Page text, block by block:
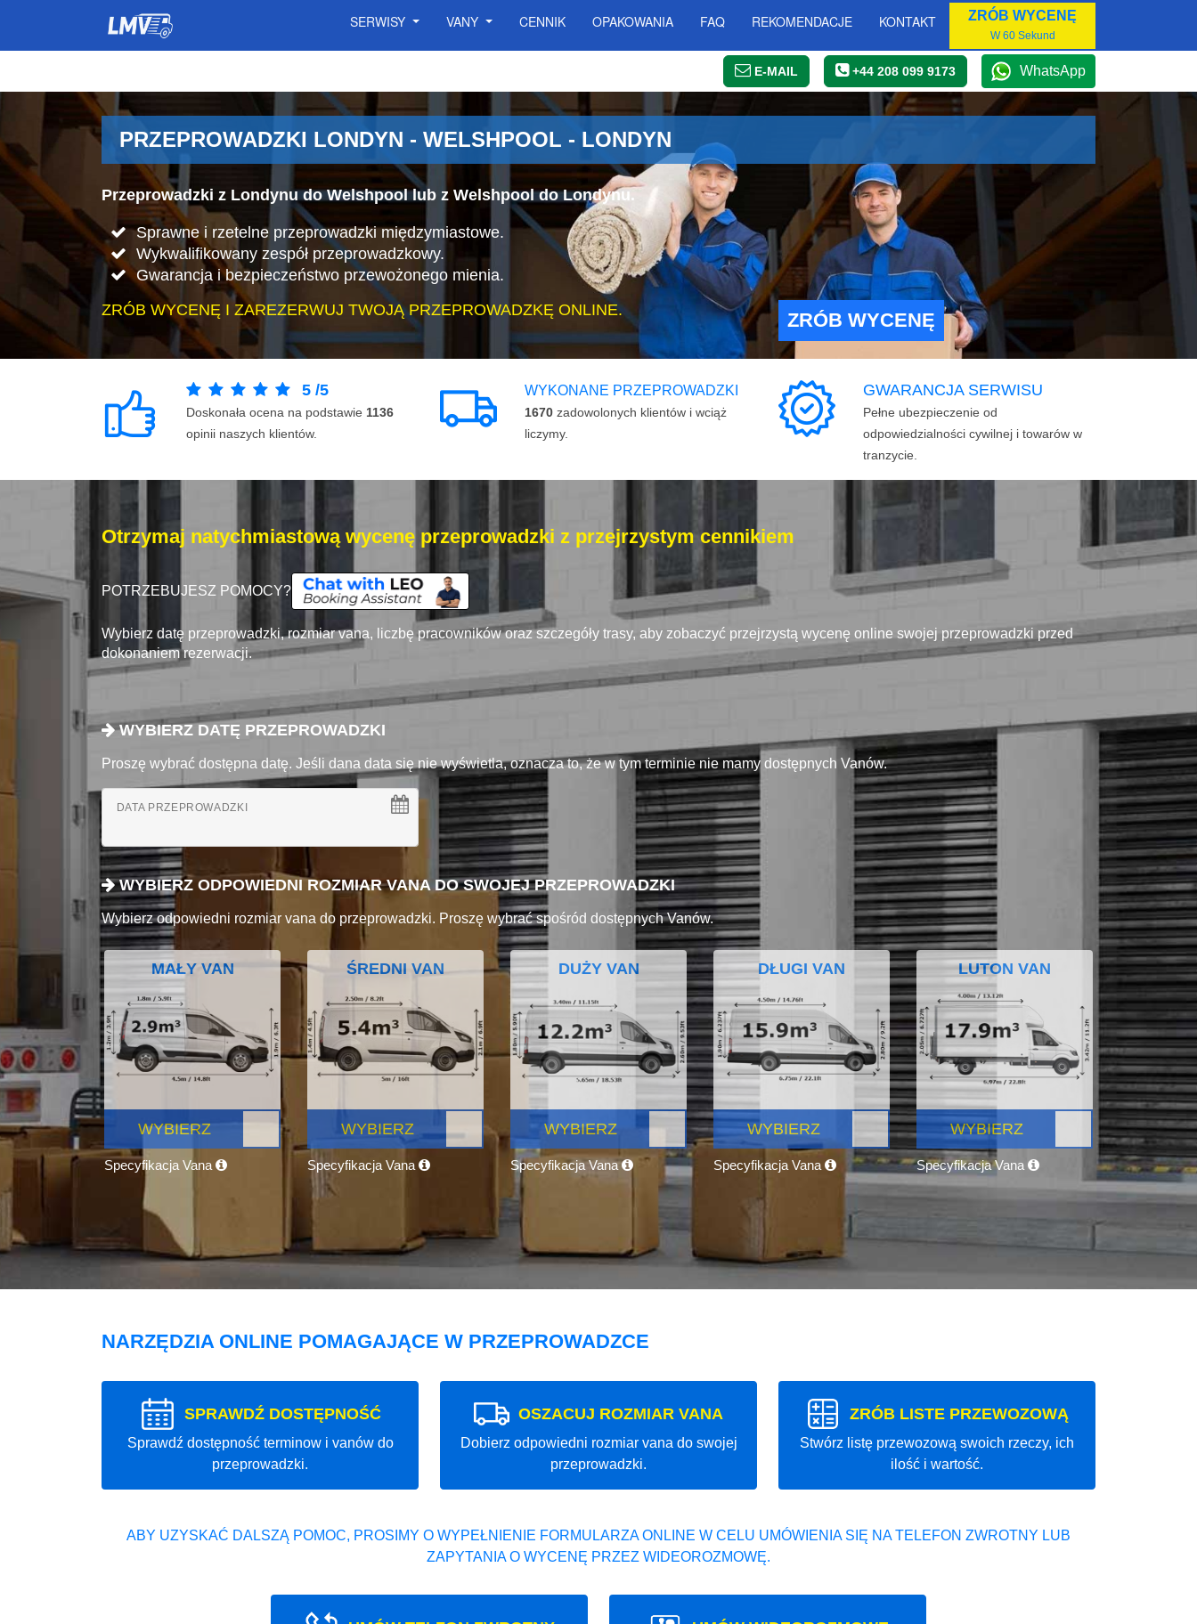
SERWISY VANY CENNIK OPAKOWANIA FAQ REKOMENDACJE KONTAKT ZRÓB WYCENĘ
W 60 Sekund
E-MAIL +44 208 099 9173 WhatsApp
PRZEPROWADZKI LONDYN - WELSHPOOL - LONDYN
Przeprowadzki z Londynu do Welshpool lub z Welshpool do Londynu.
Sprawne i rzetelne przeprowadzki międzymiastowe.
Wykwalifikowany zespół przeprowadzkowy.
Gwarancja i bezpieczeństwo przewożonego mienia.
ZRÓB WYCENĘ I ZAREZERWUJ TWOJĄ PRZEPROWADZKĘ ONLINE.
ZRÓB WYCENĘ
5 /5
Doskonała ocena na podstawie 1136
opinii naszych klientów.
WYKONANE PRZEPROWADZKI
1670 zadowolonych klientów i wciąż
liczymy.
GWARANCJA SERWISU
Pełne ubezpieczenie od
odpowiedzialności cywilnej i towarów w
tranzycie.
Otrzymaj natychmiastową wycenę przeprowadzki z przejrzystym cennikiem
POTRZEBUJESZ POMOCY?
Wybierz datę przeprowadzki, rozmiar vana, liczbę pracowników oraz szczegóły trasy, aby zobaczyć przejrzystą wycenę online swojej przeprowadzki przed
dokonaniem rezerwacji.
WYBIERZ DATĘ PRZEPROWADZKI
Proszę wybrać dostępna datę. Jeśli dana data się nie wyświetla, oznacza to, że w tym terminie nie mamy dostępnych Vanów.
DATA PRZEPROWADZKI
WYBIERZ ODPOWIEDNI ROZMIAR VANA DO SWOJEJ PRZEPROWADZKI
Wybierz odpowiedni rozmiar vana do przeprowadzki. Proszę wybrać spośród dostępnych Vanów.
MAŁY VAN
WYBIERZ
Specyfikacja Vana
ŚREDNI VAN
WYBIERZ
Specyfikacja Vana
DUŻY VAN
WYBIERZ
Specyfikacja Vana
DŁUGI VAN
WYBIERZ
Specyfikacja Vana
LUTON VAN
WYBIERZ
Specyfikacja Vana
NARZĘDZIA ONLINE POMAGAJĄCE W PRZEPROWADZCE
SPRAWDŹ DOSTĘPNOŚĆ
Sprawdź dostępność terminow i vanów do
przeprowadzki.
OSZACUJ ROZMIAR VANA
Dobierz odpowiedni rozmiar vana do swojej
przeprowadzki.
ZRÓB LISTE PRZEWOZOWĄ
Stwórz listę przewozową swoich rzeczy, ich
ilość i wartość.
ABY UZYSKAĆ DALSZĄ POMOC, PROSIMY O WYPEŁNIENIE FORMULARZA ONLINE W CELU UMÓWIENIA SIĘ NA TELEFON ZWROTNY LUB
ZAPYTANIA O WYCENĘ PRZEZ WIDEOROZMOWĘ.